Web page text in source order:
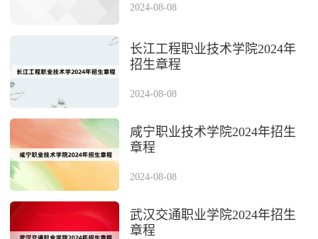
2024-08-08
长江工程职业技术学院2024年
招生章程
2024-08-08
咸宁职业技术学院2024年招生
章程
2024-08-08
武汉交通职业学院2024年招生
章程